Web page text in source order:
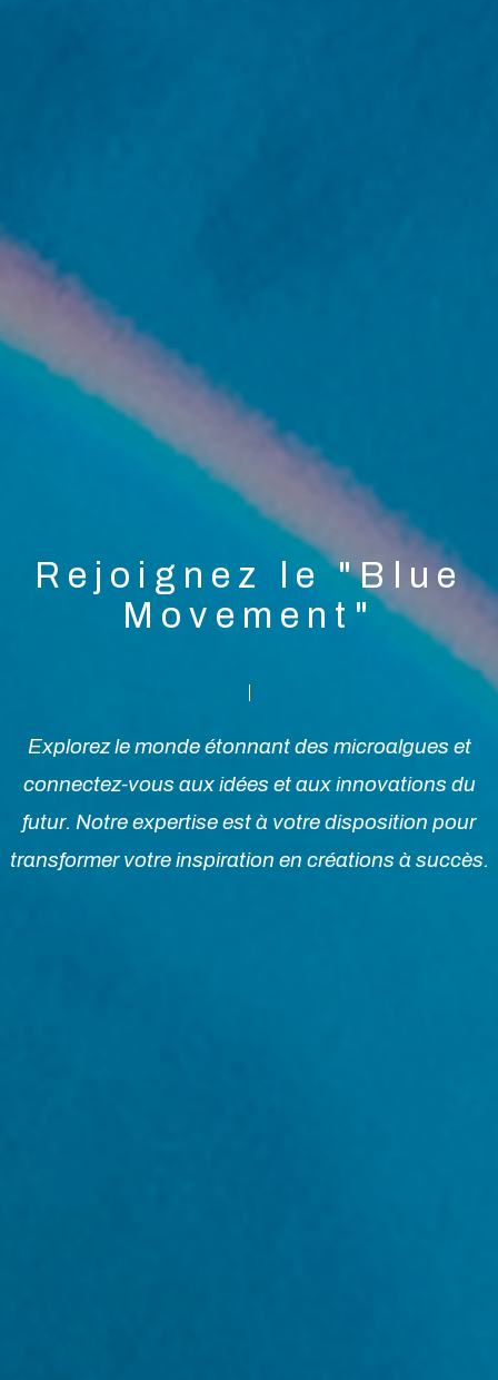
Rejoignez le "Blue
Movement"
Explorez le monde étonnant des microalgues et
connectez-vous aux idées et aux innovations du
futur. Notre expertise est à votre disposition pour
transformer votre inspiration en créations à succès.